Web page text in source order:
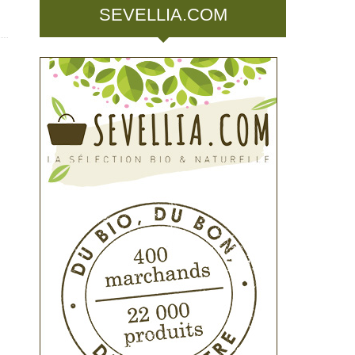
SEVELLIA.COM